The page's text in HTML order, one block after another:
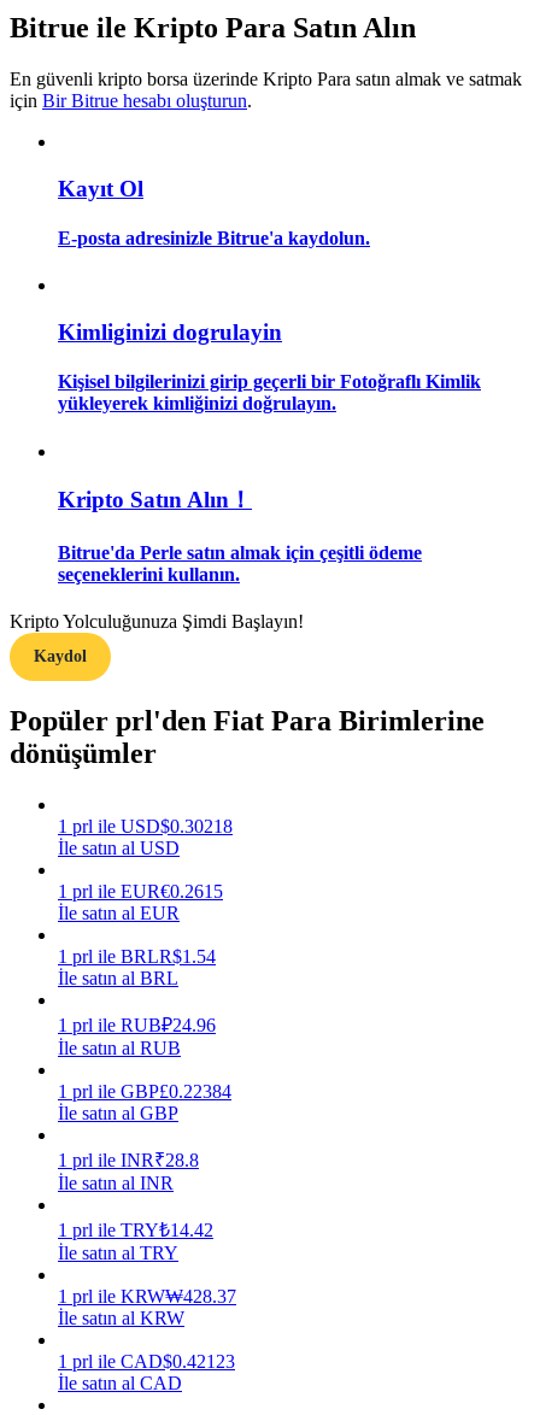
Bilgi
Rehber
Ticaret stratejileri
Nasıl kârlı kalabileceğinizi öğrenin
Kazan
Power Piggy
Bitrue ile Kripto Para Satın Alın
En güvenli kripto borsa üzerinde Kripto Para satın almak ve satmak
için Bir Bitrue hesabı oluşturun.
Kayıt Ol
E-posta adresinizle Bitrue'a kaydolun.
Kimliginizi dogrulayin
Kişisel bilgilerinizi girip geçerli bir Fotoğraflı Kimlik
yükleyerek kimliğinizi doğrulayın.
Kripto Satın Alın！
Bitrue'da Perle satın almak için çeşitli ödeme
seçeneklerini kullanın.
Kripto Yolculuğunuza Şimdi Başlayın!
Kaydol
Popüler prl'den Fiat Para Birimlerine
dönüşümler
1 prl ile USD$0.30218
İle satın al USD
1 prl ile EUR€0.2615
İle satın al EUR
1 prl ile BRLR$1.54
İle satın al BRL
1 prl ile RUB₽24.96
İle satın al RUB
1 prl ile GBP£0.22384
İle satın al GBP
1 prl ile INR₹28.8
İle satın al INR
1 prl ile TRY₺14.42
İle satın al TRY
1 prl ile KRW₩428.37
İle satın al KRW
1 prl ile CAD$0.42123
İle satın al CAD